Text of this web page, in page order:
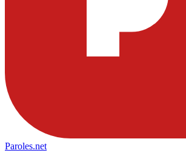
Paroles.net